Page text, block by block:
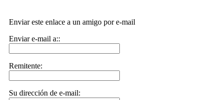
Enviar este enlace a un amigo por e-mail
Enviar e-mail a::
Remitente:
Su dirección de e-mail: